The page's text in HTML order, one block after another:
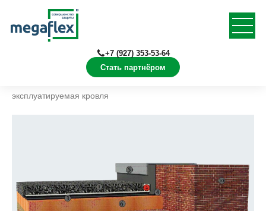
Стать партнёром
+7 (927) 353-53-64
эксплуатируемая кровля